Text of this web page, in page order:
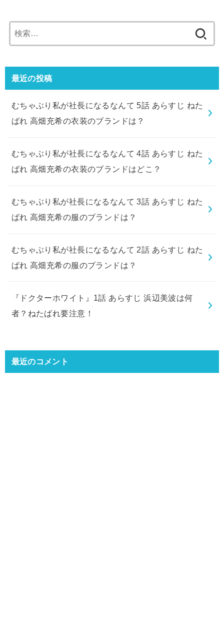
索:
最近の投稿
むちゃぶり私が社長になるなんて 5話 あらすじ ねた
ばれ 高畑充希の衣装のブランドは？
むちゃぶり私が社長になるなんて 4話 あらすじ ねた
ばれ 高畑充希の衣装のブランドはどこ？
むちゃぶり私が社長になるなんて 3話 あらすじ ねた
ばれ 高畑充希の服のブランドは？
むちゃぶり私が社長になるなんて 2話 あらすじ ねた
ばれ 高畑充希の服のブランドは？
『ドクターホワイト』1話 あらすじ 浜辺美波は何
者？ねたばれ要注意！
最近のコメント